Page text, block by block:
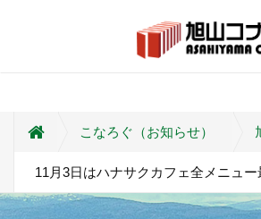
こなろぐ（お知らせ）
11月3日はハナサクカフェ全メニュー